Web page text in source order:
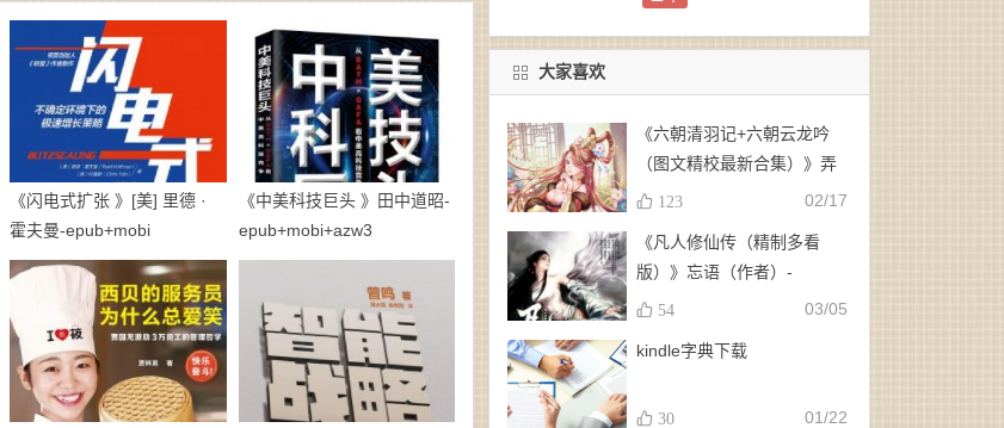
《闪电式扩张 》[美] 里德 ·
霍夫曼-epub+mobi
《中美科技巨头 》田中道昭-
epub+mobi+azw3
大家喜欢
《六朝清羽记+六朝云龙吟
（图文精校最新合集）》弄
玉、龙璇（作者）-
123 02/17
《凡人修仙传（精制多看
版）》忘语（作者）-
epub+mobi
54 03/05
kindle字典下载
30 01/22